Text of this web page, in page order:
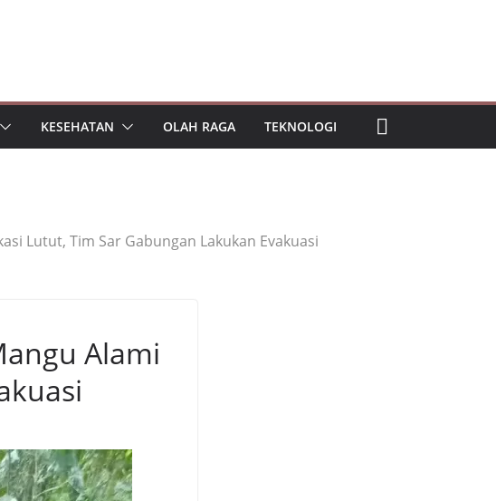
KESEHATAN OLAH RAGA TEKNOLOGI
Lutut, Tim Sar Gabungan Lakukan Evakuasi
Alami